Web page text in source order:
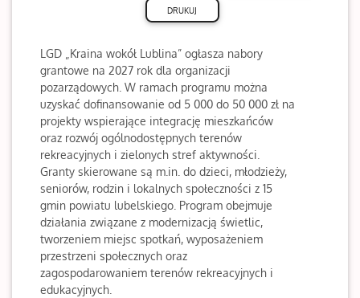
LGD „Kraina wokół Lublina” ogłasza nabory
grantowe na 2027 rok dla organizacji
pozarządowych. W ramach programu można
uzyskać dofinansowanie od 5 000 do 50 000 zł na
projekty wspierające integrację mieszkańców
oraz rozwój ogólnodostępnych terenów
rekreacyjnych i zielonych stref aktywności.
Granty skierowane są m.in. do dzieci, młodzieży,
seniorów, rodzin i lokalnych społeczności z 15
gmin powiatu lubelskiego. Program obejmuje
działania związane z modernizacją świetlic,
tworzeniem miejsc spotkań, wyposażeniem
przestrzeni społecznych oraz
zagospodarowaniem terenów rekreacyjnych i
edukacyjnych.